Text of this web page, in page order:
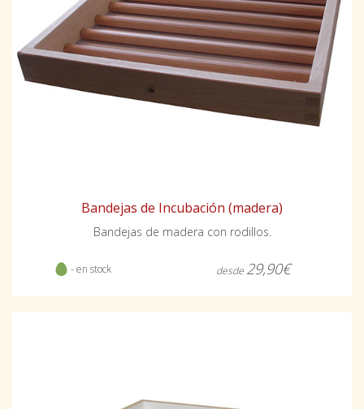
Bandejas de Incubación (madera)
Bandejas de madera con rodillos.
- en stock desde 29,90€